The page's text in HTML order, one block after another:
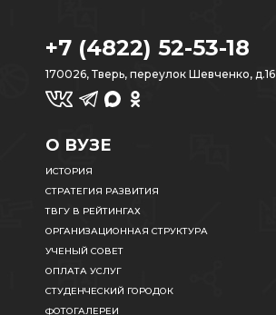
+7 (4822) 52-53-18
170026, Тверь, переулок Шевченко, д.16
О ВУЗЕ
ИСТОРИЯ
СТРАТЕГИЯ РАЗВИТИЯ
ТВГУ В РЕЙТИНГАХ
ОРГАНИЗАЦИОННАЯ СТРУКТУРА
УЧЕНЫЙ СОВЕТ
ОПЛАТА УСЛУГ
СТУДЕНЧЕСКИЙ ГОРОДОК
ФОТОГАЛЕРЕИ